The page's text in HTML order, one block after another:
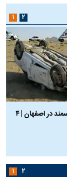
واژگونی مرگبار سمند در اصفهان | ۴
۱ ۲
۱ ۲